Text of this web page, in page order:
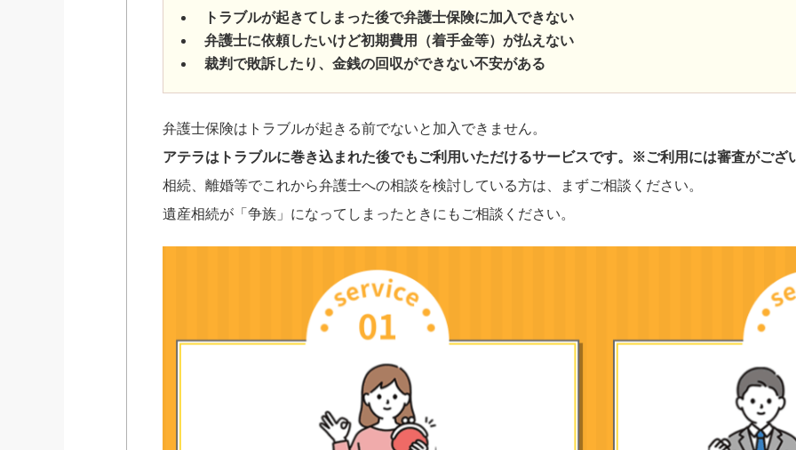
トラブルが起きてしまった後で弁護士保険に加入できない
弁護士に依頼したいけど初期費用（着手金等）が払えない
裁判で敗訴したり、金銭の回収ができない不安がある
弁護士保険はトラブルが起きる前でないと加入できません。
アテラはトラブルに巻き込まれた後でもご利用いただけるサービスです。※ご利用には審査がござ
相続、離婚等でこれから弁護士への相談を検討している方は、まずご相談ください。
遺産相続が「争族」になってしまったときにもご相談ください。